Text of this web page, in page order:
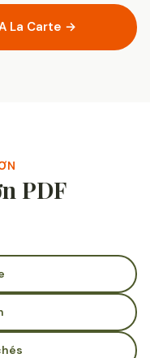
La Carte →
PDF